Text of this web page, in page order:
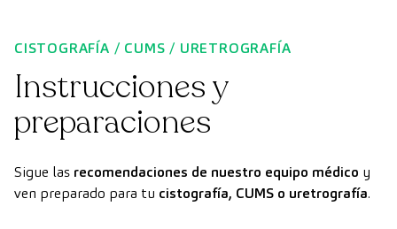
CISTOGRAFÍA / CUMS / URETROGRAFÍA
Instrucciones y
preparaciones
Sigue las recomendaciones de nuestro equipo médico y
ven preparado para tu cistografía, CUMS o uretrografía.